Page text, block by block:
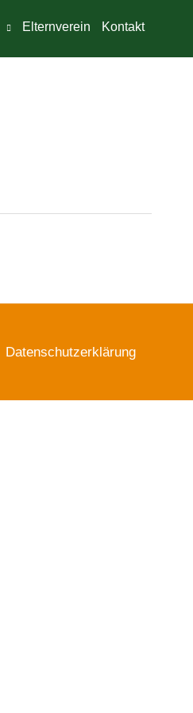
Elternverein Kontakt
Datenschutzerklärung